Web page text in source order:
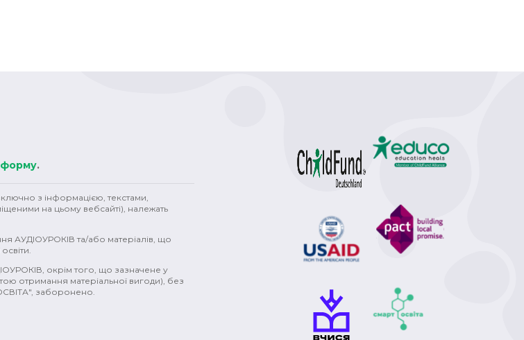
форму.
з інформацією, текстами,
на цьому вебсайті), належать
АУДІОУРОКІВ та/або матеріалів, що
окрім того, що зазначене у
отримання матеріальної вигоди), без
заборонено.